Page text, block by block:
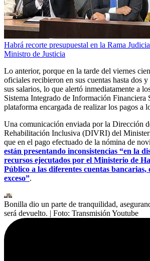
Habrá recorte presupuestal en la Rama
Ministro de Justicia
Lo anterior, porque en la tarde del viernes
oficiales recibieron en sus cuentas hasta dos
sus salarios, lo que alertó inmediatamente a
Sistema Integrado de Información Financiera
plataforma encargada de realizar los pagos a
Una comunicación enviada por la Dirección
Rehabilitación Inclusiva (DIVRI) del
que en el pago efectuado de la nómina de
están presentando inconsistencias “en la
recursos ejecutados por el Ministerio de
Público a las diferentes cuentas bancarias,
exceso”.
Bonilla dio un parte de tranquilidad,
será devuelto. | Foto: Transmisión Youtube